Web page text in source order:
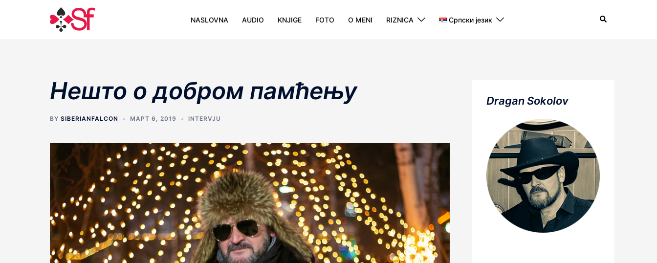
NASLOVNA AUDIO KNJIGE FOTO O MENI RIZNICA Српски језик Search
Нешто о добром памћењу
BY SIBERIANFALCON МАРТ 6, 2019 INTERVJU
Dragan Sokolov